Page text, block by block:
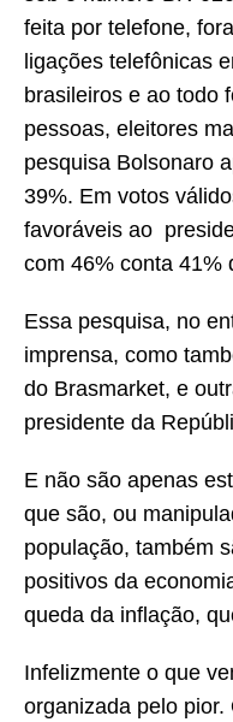
feita por telefone,
ligações telefônicas
brasileiros e ao todo
pessoas, eleitores
pesquisa Bolsonaro
39%. Em votos
favoráveis ao
com 46% conta 41%
Essa pesquisa, no
imprensa, como
do Brasmarket, e
presidente da
E não são apenas
que são, ou
população, também
positivos da
queda da inflação,
Infelizmente o que
organizada pelo